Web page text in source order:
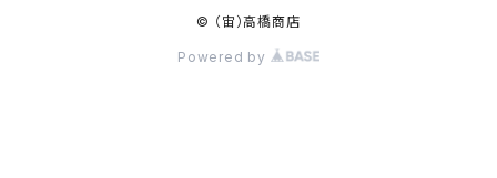
© （宙）高橋商店
Powered by